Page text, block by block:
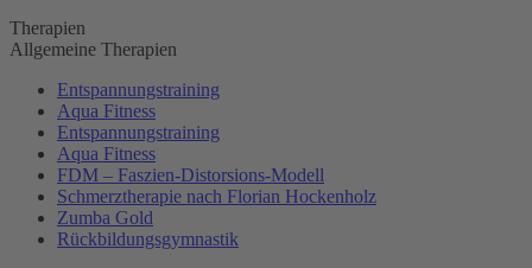
Therapien
Allgemeine Therapien
Entspannungstraining
Aqua Fitness
Entspannungstraining
Aqua Fitness
FDM – Faszien-Distorsions-Modell
Schmerztherapie nach Florian Hockenholz
Zumba Gold
Rückbildungsgymnastik